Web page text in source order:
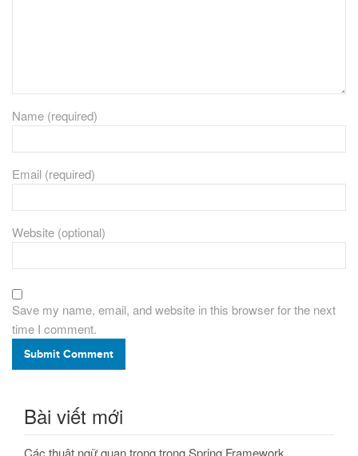
Name (required)
Email (required)
Website (optional)
Save my name, email, and website in this browser for the next
time I comment.
Submit Comment
Bài viết mới
Các thuật ngữ quan trọng trong Spring Framework